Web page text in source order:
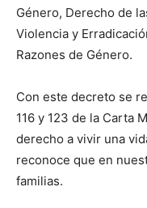
Género, Derecho de
Violencia y
Razones de Género.
Con este decreto se
116 y 123 de la Carta
derecho a vivir una
reconoce que en
familias.